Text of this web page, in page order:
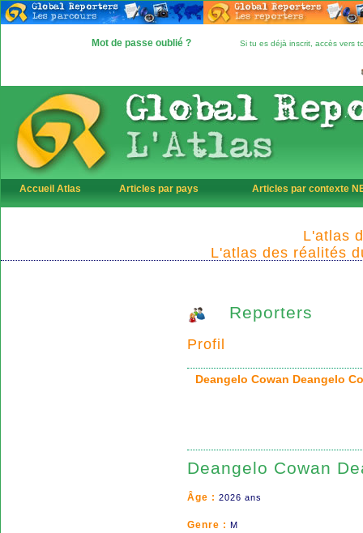
Mot de passe oublié ? Si tu es déjà inscrit, accès vers
Accueil Atlas Articles par pays Articles par contexte
L'atlas
L'atlas des réalités
Reporters
Profil
Deangelo Cowan Deangelo
Deangelo Cowan
Âge : 2026 ans
Genre : M